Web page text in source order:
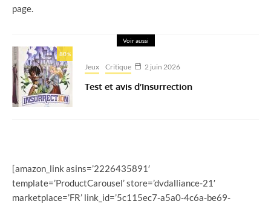
page.
Voir aussi
80%
Jeux Critique 2 juin 2026
Test et avis d’Insurrection
[amazon_link asins=’2226435891′
template=’ProductCarousel’ store=’dvdalliance-21′
marketplace=’FR’ link_id=’5c115ec7-a5a0-4c6a-be69-